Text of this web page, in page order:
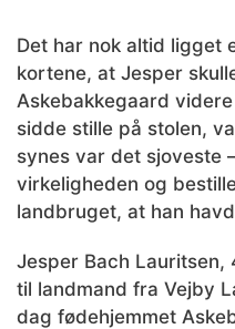
Det har nok altid ligget
kortene, at Jesper
Askebakkegaard
sidde stille på stolen,
synes var det sjoveste
virkeligheden og
landbruget, at han
Jesper Bach
til landmand fra Vejby
dag fødehjemmet